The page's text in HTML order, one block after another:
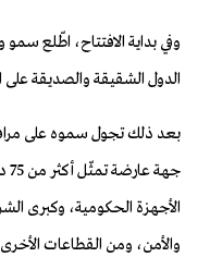
وفي بداية الافتتاح، اطّلع سمو
الدول الشقيقة والصديقة
الأجهزة الحكومية، وكبرى
والأمن، ومن القطاعات